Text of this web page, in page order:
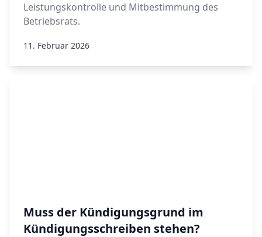
Leistungskontrolle und Mitbestimmung des
Betriebsrats.
11. Februar 2026
Muss der Kündigungsgrund im
Kündigungsschreiben stehen?